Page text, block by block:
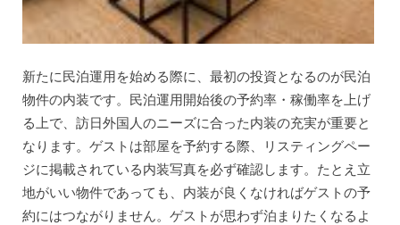
新たに民泊運用を始める際に、最初の投資となるのが民泊
物件の内装です。民泊運用開始後の予約率・稼働率を上げ
る上で、訪日外国人のニーズに合った内装の充実が重要と
なります。ゲストは部屋を予約する際、リスティングペー
ジに掲載されている内装写真を必ず確認します。たとえ立
地がいい物件であっても、内装が良くなければゲストの予
約にはつながりません。ゲストが思わず泊まりたくなるよ